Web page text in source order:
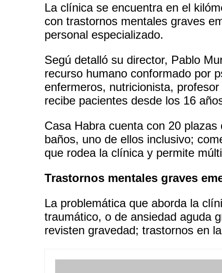
La clínica se encuentra en el
con trastornos mentales graves
personal especializado.
Segú detalló su director, Pablo
recurso humano conformado por
enfermeros, nutricionista,
recibe pacientes desde los 16
Casa Habra cuenta con 20
baños, uno de ellos inclusivo;
que rodea la clínica y permite
Trastornos mentales graves
La problemática que aborda la
traumático, o de ansiedad aguda
revisten gravedad; trastornos en